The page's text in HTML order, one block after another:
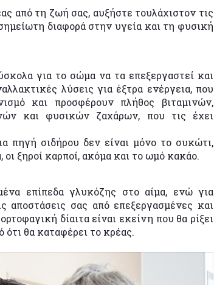
από τη ζωή σας, αυξήστε τουλάχιστον τις
διαφορά στην υγεία και τη φυσική
για το σώμα να τα επεξεργαστεί και
λύσεις για έξτρα ενέργεια, που
και προσφέρουν πλήθος βιταμινών,
και φυσικών ζαχάρων, που τις έχει
πηγή σιδήρου δεν είναι μόνο το συκώτι,
οι ξηροί καρποί, ακόμα και το ωμό κακάο.
επίπεδα γλυκόζης στο αίμα, ενώ για
αποστάσεις σας από επεξεργασμένες και
δίαιτα είναι εκείνη που θα ρίξει
ότι θα καταφέρει το κρέας.